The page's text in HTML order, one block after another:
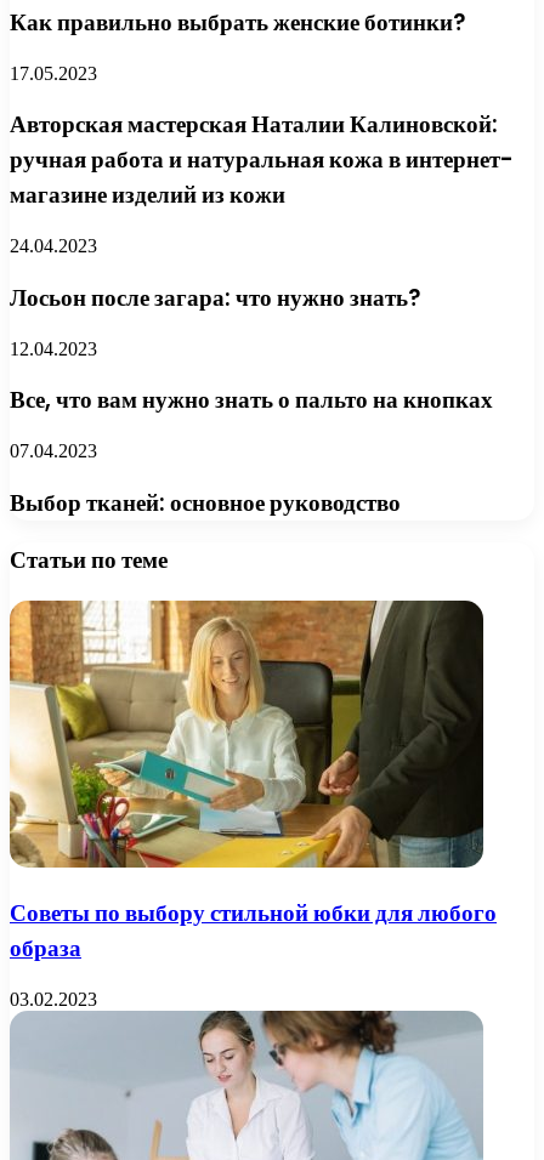
Как правильно выбрать женские ботинки?
17.05.2023
Авторская мастерская Наталии Калиновской:
ручная работа и натуральная кожа в интернет-
магазине изделий из кожи
24.04.2023
Лосьон после загара: что нужно знать?
12.04.2023
Все, что вам нужно знать о пальто на кнопках
07.04.2023
Выбор тканей: основное руководство
Статьи по теме
Советы по выбору стильной юбки для любого
образа
03.02.2023